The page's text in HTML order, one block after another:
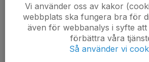
Vi använder oss av kakor
webbplats ska fungera bra för
även för webbanalys i syfte att
förbättra våra
Så använder vi